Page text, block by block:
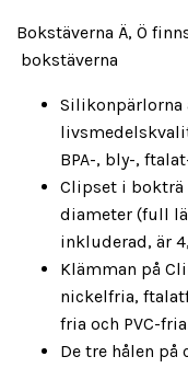
Bokstäverna Ä, Ö
bokstäverna
Silikonpärlorna
BPA-, bly-,
Clipset i bokträ
diameter (full
inkluderad, är
Klämman på
nickelfria,
fria och PVC-
De tre hålen